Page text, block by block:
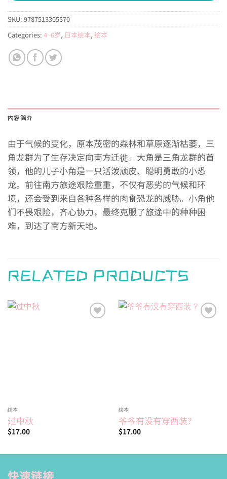
SKU: 9787513305570
Categories: 4~6岁, 日本绘本, 绘本
内容简介
由于气候的变化，原本茂密的森林和草原逐渐枯萎，三
角龙群为了生存决定向南方迁徙。大角是三角龙群的首
领，他的儿子小角是一只活泼顽皮、聪明勇敢的小恐
龙。前往南方旅途艰险重重，不仅有恶劣的气候和环
境，还会受到来自各种各样的肉食恐龙的威胁。小角他
们不畏艰险，齐心协力，最终克服了旅途中的种种困
难，到达了南方新天地。
RELATED PRODUCTS
绘本
过中秋
$17.00
绘本
爷爷有没有穿西装？
$17.00
快速链接